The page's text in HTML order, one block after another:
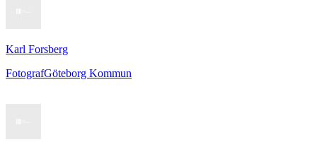
Karl Forsberg
FotografGöteborg Kommun